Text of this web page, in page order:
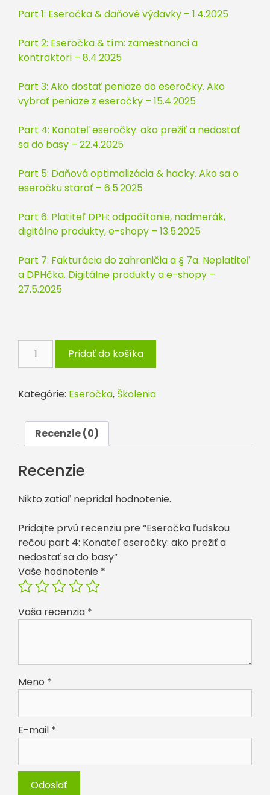
Part 1: Eseročka & daňové výdavky – 1.4.2025
Part 2: Eseročka & tím: zamestnanci a
kontraktori – 8.4.2025
Part 3: Ako dostať peniaze do eseročky. Ako
vybrať peniaze z eseročky – 15.4.2025
Part 4: Konateľ eseročky: ako prežiť a nedostať
sa do basy – 22.4.2025
Part 5: Daňová optimalizácia & hacky. Ako sa o
eseročku starať – 6.5.2025
Part 6: Platiteľ DPH: odpočítanie, nadmerák,
digitálne produkty, e-shopy – 13.5.2025
Part 7: Fakturácia do zahraničia a § 7a. Neplatiteľ
a DPHčka. Digitálne produkty a e-shopy –
27.5.2025
množstvo
Eseročka
rečou
4:
Konateľ
eseročky:
ako
prežiť
nedostať
do
basy
Pridať do košíka
Kategórie: Eseročka, Školenia
Recenzie (0)
Recenzie
Nikto zatiaľ nepridal hodnotenie.
Pridajte prvú recenziu pre “Eseročka ľudskou
rečou part 4: Konateľ eseročky: ako prežiť a
nedostať sa do basy”
Vaše hodnotenie *
Vaša recenzia *
Meno *
E-mail *